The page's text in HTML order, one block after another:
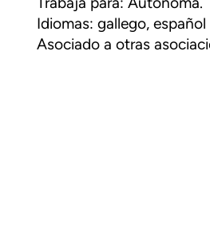
Trabaja para: Autónoma.
Idiomas: gallego, español
Asociado a otras